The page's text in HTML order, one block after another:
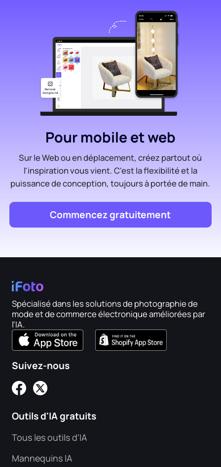
Pour mobile et web
Sur le Web ou en déplacement, créez partout où
l'inspiration vous vient. C'est la flexibilité et la
puissance de conception, toujours à portée de main.
Commencez gratuitement
Spécialisé dans les solutions de photographie de
mode et de commerce électronique améliorées par
l'IA.
Suivez-nous
Outils d'IA gratuits
Tous les outils d'IA
Mannequins IA